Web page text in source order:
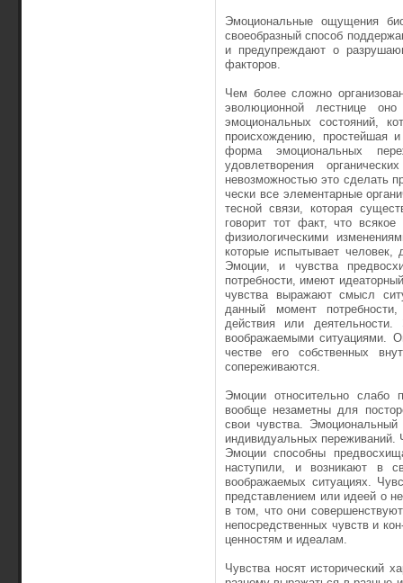
Эмоциональные ощущения
своеобразный способ
и предупреждают о
факторов.
Чем более сложно
эволюционной лестнице
эмоциональных состояний,
происхождению, простейшая
форма эмоциональных
удовлетворения
невозможностью это сделать
чески все элементарные
тесной связи, которая
говорит тот факт, что
физиологическими
которые испытывает
Эмоции, и чувства
потребности, имеют
чувства выражают смысл
данный момент
действия или
воображаемыми ситуациями.
честве его собственных
сопереживаются.
Эмоции относительно слабо
вообще незаметны для
свои чувства.
индивидуальных пере­живаний.
Эмоции способны
наступили, и возникают в
воображаемых ситуациях.
пред­ставлением или идеей о
в том, что они
непосредственных чувств и
ценностям и идеалам.
Чувства носят исторический